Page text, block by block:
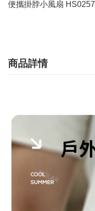
便攜掛脖小風扇 HS0257
商品詳情